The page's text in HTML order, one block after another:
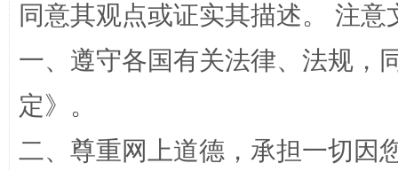
解纷+调解+退费，一次搞定
同意其观点或证实其描述。 注
一、遵守各国有关法律、法规，
定》。
二、尊重网上道德，承担一切因